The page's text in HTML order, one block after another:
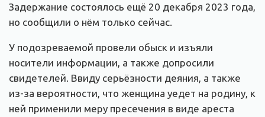
Задержание состоялось ещё 20 декабря 2023 года,
но сообщили о нём только сейчас.
У подозреваемой провели обыск и изъяли
носители информации, а также допросили
свидетелей. Ввиду серьёзности деяния, а также
из-за вероятности, что женщина уедет на родину, к
ней применили меру пресечения в виде ареста